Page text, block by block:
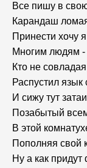
Все пишу в
Карандаш
Принести хочу
Многим людям -
Кто не
Распустил
И сижу тут
Позабытый
В этой
Пополняя свой
Ну а как